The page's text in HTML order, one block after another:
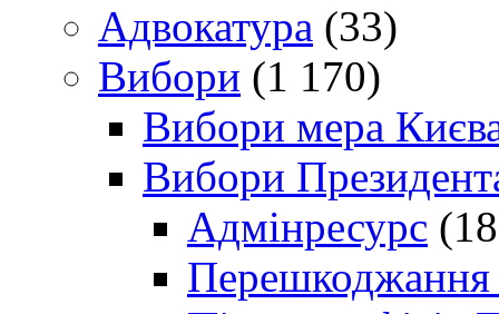
Адвокатура (33)
Вибори (1 170)
Вибори мера
Вибори
Адмінресурс
Перешкоджання